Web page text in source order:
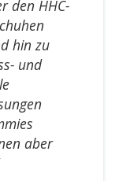
den HHC-
hin zu
und
aber